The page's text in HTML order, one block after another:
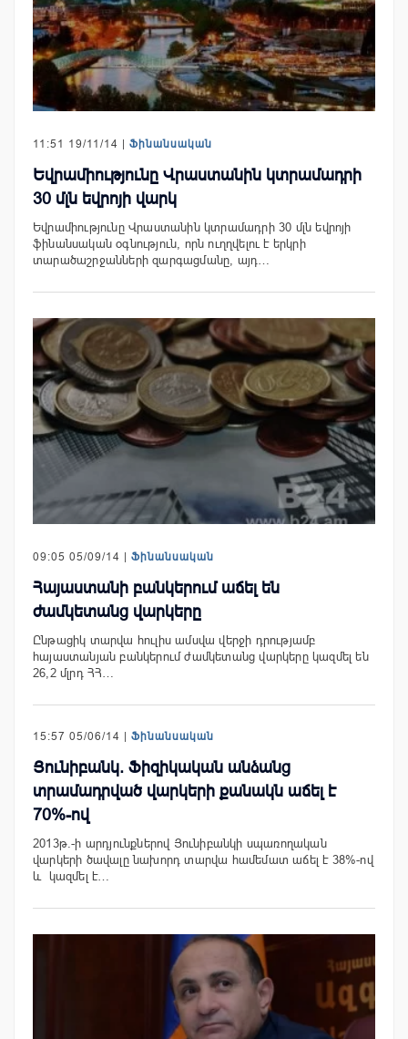
11:51 19/11/14 | Ֆինանսական
Եվրամիությունը Վրաստանին կտրամադրի
30 մլն եվրոյի վարկ
Եվրամիությունը Վրաստանին կտրամադրի 30 մլն եվրոյի
ֆինանսական օգնություն, որն ուղղվելու է երկրի
տարածաշրջանների զարգացմանը, այդ…
09:05 05/09/14 | Ֆինանսական
Հայաստանի բանկերում աճել են
ժամկետանց վարկերը
Ընթացիկ տարվա հուլիս ամսվա վերջի դրությամբ
հայաստանյան բանկերում ժամկետանց վարկերը կազմել են
26,2 մլրդ ՀՀ…
15:57 05/06/14 | Ֆինանսական
Յունիբանկ. Ֆիզիկական անձանց
տրամադրված վարկերի քանակն աճել է
70%-ով
2013թ.-ի արդյունքներով Յունիբանկի սպառողական
վարկերի ծավալը նախորդ տարվա համեմատ աճել է 38%-ով
և կազմել է…